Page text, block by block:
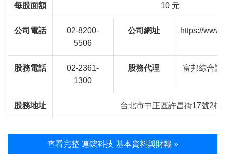
每股面額 10 元
公司電話
02-8200-
5506
公司網址 https://
股務電話
02-2361-
1300
股務代理 富邦綜合
股務地址 台北市中正區許昌街17號2樓
查看完整 連鋐科技 基本資料與財報 »